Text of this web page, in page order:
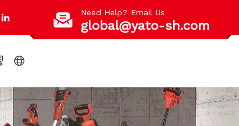
Need Help? Email Us
global@yato-sh.com